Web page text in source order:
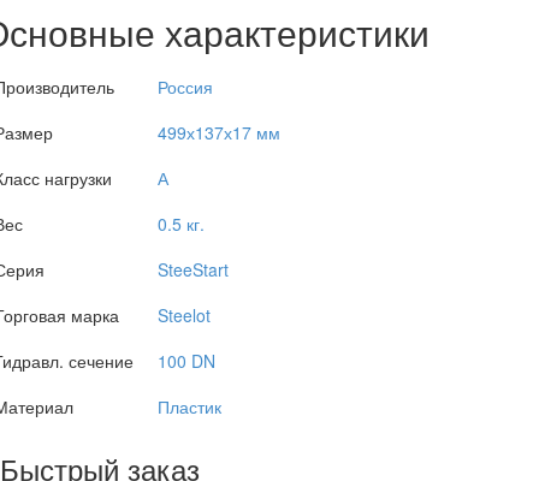
характеристики
Россия
499х137х17 мм
нагрузки
А
0.5 кг.
SteeStart
марка
Steelot
сечение
100 DN
Пластик
Быстрый заказ